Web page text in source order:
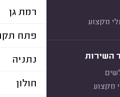
מקצוע
השירות
מקצוע
רמת גן
פתח
נתניה
חולון